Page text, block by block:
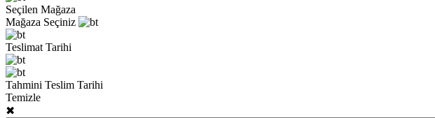
Seçilen Mağaza
Mağaza Seçiniz
Teslimat Tarihi
Tahmini Teslim Tarihi
Temizle
✖